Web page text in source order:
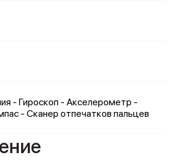
- Гироскоп - Акселерометр -
- Сканер отпечатков пальцев